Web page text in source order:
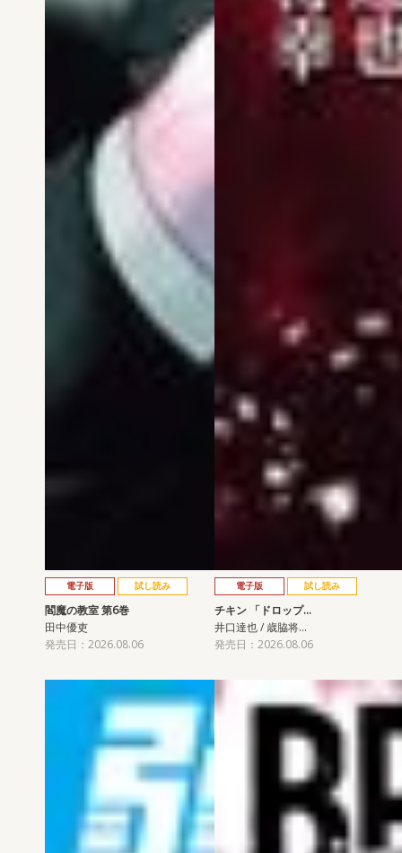
電子版 試し読み
閻魔の教室 第6巻
田中優吏
発売日：2026.08.06
電子版 試し読み
チキン 「ドロップ…
井口達也 / 歳脇将…
発売日：2026.08.06